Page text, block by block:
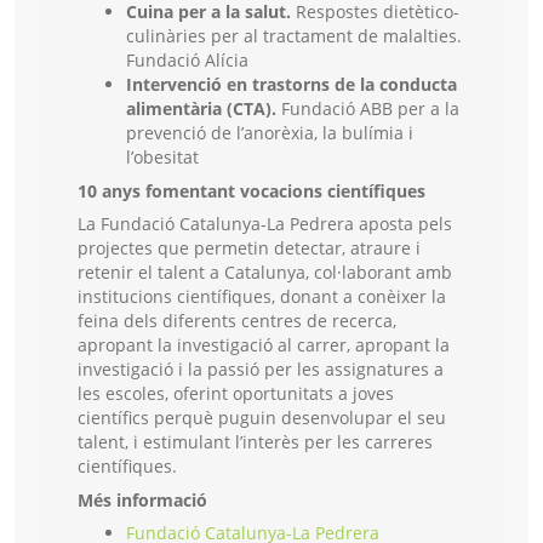
Cuina per a la salut. Respostes dietètico-
culinàries per al tractament ​de malalties.
Fundació Alícia
Intervenció en trastorns de la conducta
alimentària (CTA). Fundació ABB per a la
prevenció de l’anorèxia, la bulímia i
l’obesitat
10 anys fomentant vocacions científiques
La Fundació Catalunya-La Pedrera aposta pels
projectes que permetin detectar, atraure i
retenir el talent a Catalunya, col·laborant amb
institucions científiques, donant a conèixer la
feina dels diferents centres de recerca,
apropant la investigació al carrer, apropant la
investigació i la passió per les assignatures a
les escoles, oferint oportunitats a joves
científics perquè puguin desenvolupar el seu
talent, i estimulant l’interès per les carreres
científiques.
Més informació
Fundació Catalunya-La Pedrera